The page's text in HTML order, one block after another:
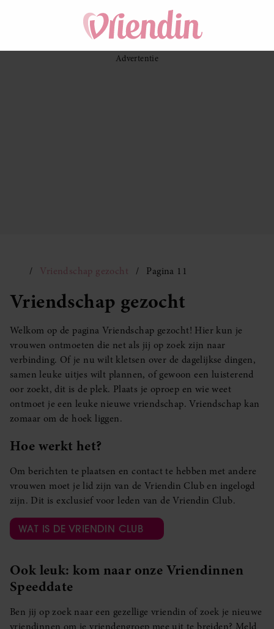
Vriendschap gezocht Pagina 11
Vriendschap gezocht
Welkom op de pagina Vriendschap gezocht! Hier kun je
vrouwen ontmoeten die net als jij op zoek zijn naar
verbinding. Of je nu wilt kletsen over de dagelijkse dingen,
samen leuke uitjes wilt plannen, of gewoon een luisterend
oor zoekt, dit is de plek. Plaats je oproep en wie weet
ontmoet je een leuke nieuwe vriendschap. Vriendschap kan
zomaar om de hoek liggen.
Hoe werkt het?
Om berichten te plaatsen en contact te hebben met andere
vrouwen moet je lid zijn van de Vriendin Club en ingelogd
zijn. Dit is exclusief voor leden van de Vriendin Club.
WAT IS DE VRIENDIN CLUB
Ook leuk: kom naar onze Vriendinnen
Speeddate
Ben jij op zoek naar een gezellige vriendin of zoek je nieuwe
vriendinnen om je vriendengroep mee uit te breiden? Meld